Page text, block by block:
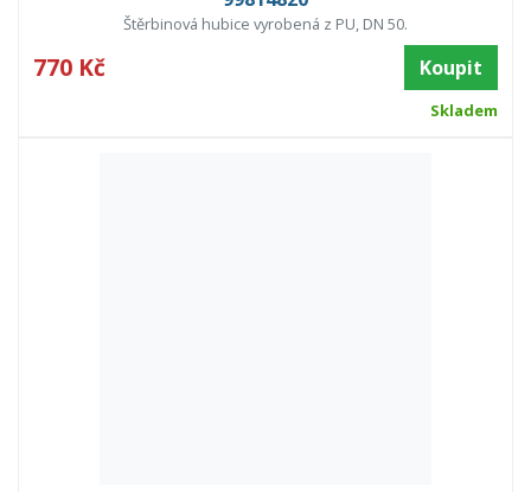
Štěrbinová hubice vyrobená z PU, DN 50.
770 Kč Koupit
Skladem